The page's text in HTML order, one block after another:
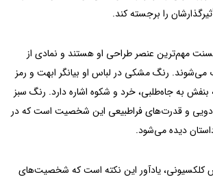
را برجسته کند.
مهم‌ترین عنصر طراحی او هستند و نمادی از
رنگ مشکی در لباس او بیانگر ابهت و رمز
بنفش به جاه‌طلبی، خرد و شکوه اشاره دارد. رنگ سبز
و قدرت‌های فراطبیعی این شخصیت است که در
دیده می‌شود.
کلکسیونی، یادآور این نکته است که شخصیت‌های